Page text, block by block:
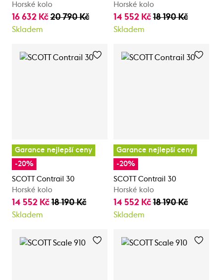
Horské kolo
16 632 Kč 20 790 Kč
Skladem
Horské kolo
14 552 Kč 18 190 Kč
Skladem
Garance nejlepší ceny
-20%
SCOTT Contrail 30
Horské kolo
14 552 Kč 18 190 Kč
Skladem
Garance nejlepší ceny
-20%
SCOTT Contrail 30
Horské kolo
14 552 Kč 18 190 Kč
Skladem